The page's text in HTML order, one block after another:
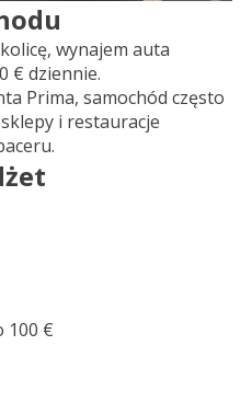
wynajem auta
€ dziennie.
Prima, samochód często
i restauracje
100 €